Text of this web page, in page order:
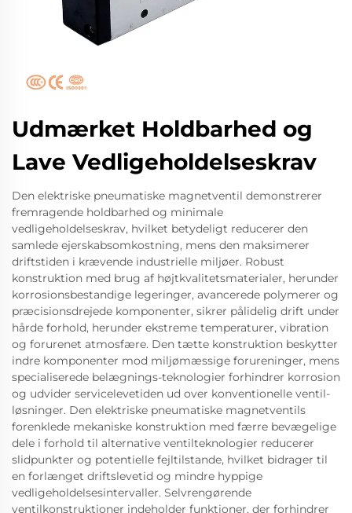
Udmærket Holdbarhed og
Lave Vedligeholdelseskrav
Den elektriske pneumatiske magnetventil demonstrerer
fremragende holdbarhed og minimale
vedligeholdelseskrav, hvilket betydeligt reducerer den
samlede ejerskabsomkostning, mens den maksimerer
driftstiden i krævende industrielle miljøer. Robust
konstruktion med brug af højtkvalitetsmaterialer, herunder
korrosionsbestandige legeringer, avancerede polymerer og
præcisionsdrejede komponenter, sikrer pålidelig drift under
hårde forhold, herunder ekstreme temperaturer, vibration
og forurenet atmosfære. Den tætte konstruktion beskytter
indre komponenter mod miljømæssige forureninger, mens
specialiserede belægnings-teknologier forhindrer korrosion
og udvider servicelevetiden ud over konventionelle ventil-
løsninger. Den elektriske pneumatiske magnetventils
forenklede mekaniske konstruktion med færre bevægelige
dele i forhold til alternative ventilteknologier reducerer
slidpunkter og potentielle fejltilstande, hvilket bidrager til
en forlænget driftslevetid og mindre hyppige
vedligeholdelsesintervaller. Selvrengørende
ventilkonstruktioner indeholder funktioner, der forhindrer